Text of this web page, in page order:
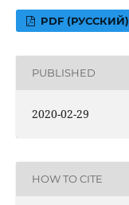
PDF (РУССКИЙ)
PUBLISHED
2020-02-29
HOW TO CITE